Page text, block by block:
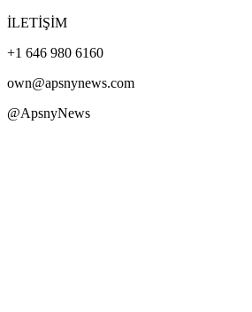
İLETİŞİM
+1 646 980 6160
own@apsnynews.com
@ApsnyNews